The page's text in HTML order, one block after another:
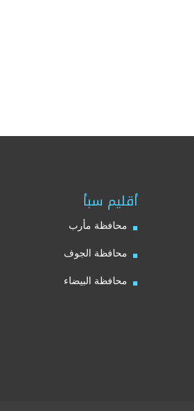
أقليم سبأ
محافظة مأرب
محافظة الجوف
محافظة البيضاء